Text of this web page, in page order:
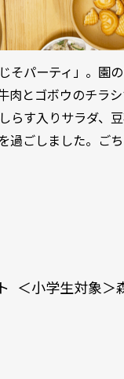
そパーティ」。園
肉とゴボウのチラ
らす入りサラダ、
ごしました。ごち
＜小学生対象＞